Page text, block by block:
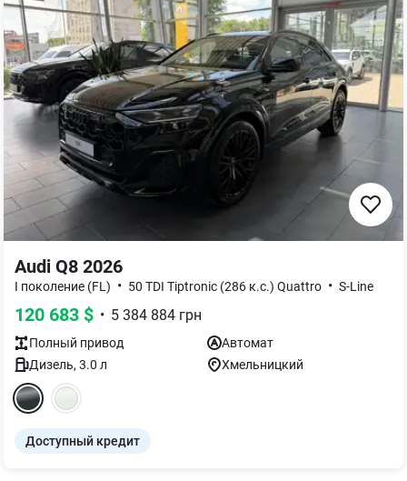
Audi Q8 2026
I поколение (FL) • 50 TDI Tiptronic (286 к.с.) Quattro • S-Line
120 683 $ • 5 384 884 грн
Полный привод
Автомат
Дизель, 3.0 л Хмельницкий
Доступный кредит